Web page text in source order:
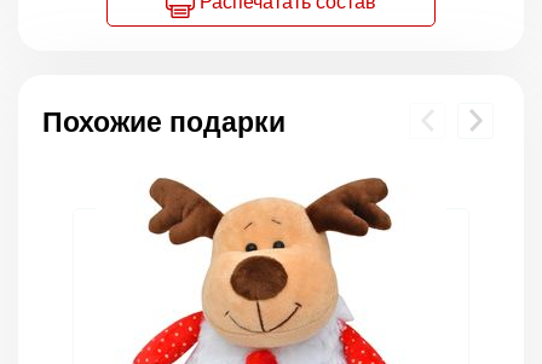
Похожие подарки